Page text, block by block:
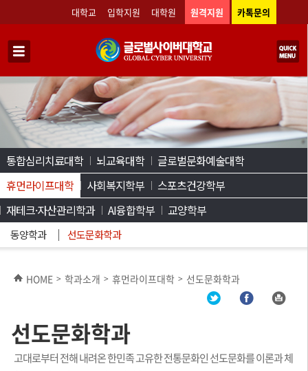
대학교 입학지원 대학원 원격지원 카톡문의
통합심리치료대학 뇌교육대학
글로벌문화예술대학
휴먼라이프대학
동양학과 선도문화학과
사회복지학부
스포츠건강학부
재테크·자산관리학과
AI융합학부 교양학부
HOME > 학과소개 > 휴먼라이프대학 > 선도문화학과
선도문화학과
고대로부터 전해 내려온 한민족 고유한 전통문화인 선도문화를 이론과 체